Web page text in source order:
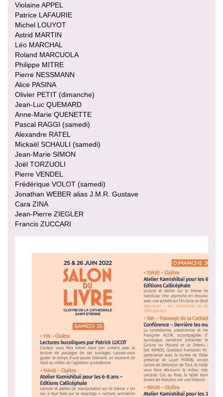
Violaine APPEL
Patrice LAFAURIE
Michel LOUYOT
Astrid MARTIN
Léo MARCHAL
Roland MARCUOLA
Philippe MITRE
Pierre NESSMANN
Alice PASINA
Olivier PETIT (dimanche)
Jean-Luc QUEMARD
Anne-Marie QUENETTE
Pascal RAGGI (samedi)
Alexandre RATEL
Mickaël SCHAULI (samedi)
Jean-Marie SIMON
Joël TORZUOLI
Pierre VENDEL
Frédérique VOLOT (samedi)
Jonathan WEBER alias J.M.R. Gustave
Cara ZINA
Jean-Pierre ZIEGLER
Francis ZUCCARI